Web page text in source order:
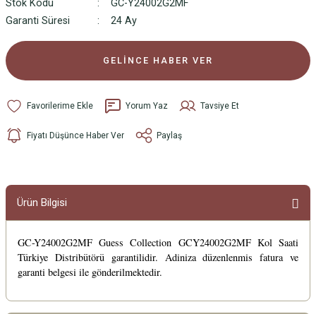
Stok Kodu
GC-Y24002G2MF
Garanti Süresi
24 Ay
GELİNCE HABER VER
Yorum Yaz Tavsiye Et
Fiyatı Düşünce Haber Ver Paylaş
Ürün Bilgisi
GC-Y24002G2MF Guess Collection GCY24002G2MF Kol Saati
Türkiye Distribütörü garantilidir. Adiniza düzenlenmis fatura ve
garanti belgesi ile gönderilmektedir.